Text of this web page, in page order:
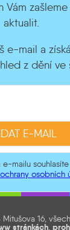
Vám
aktualit.
e-mail a
z dění ve
e-mailu
osobních
16,
stránkách,